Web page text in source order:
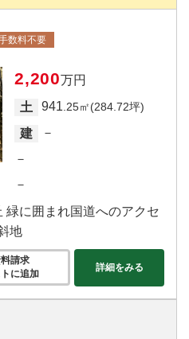
数料不要
2,200万円
土
941 .25㎡(284.72坪)
建
－
－
－
緑に囲まれ国道へのアクセ
地
請求
に追加
詳細をみる